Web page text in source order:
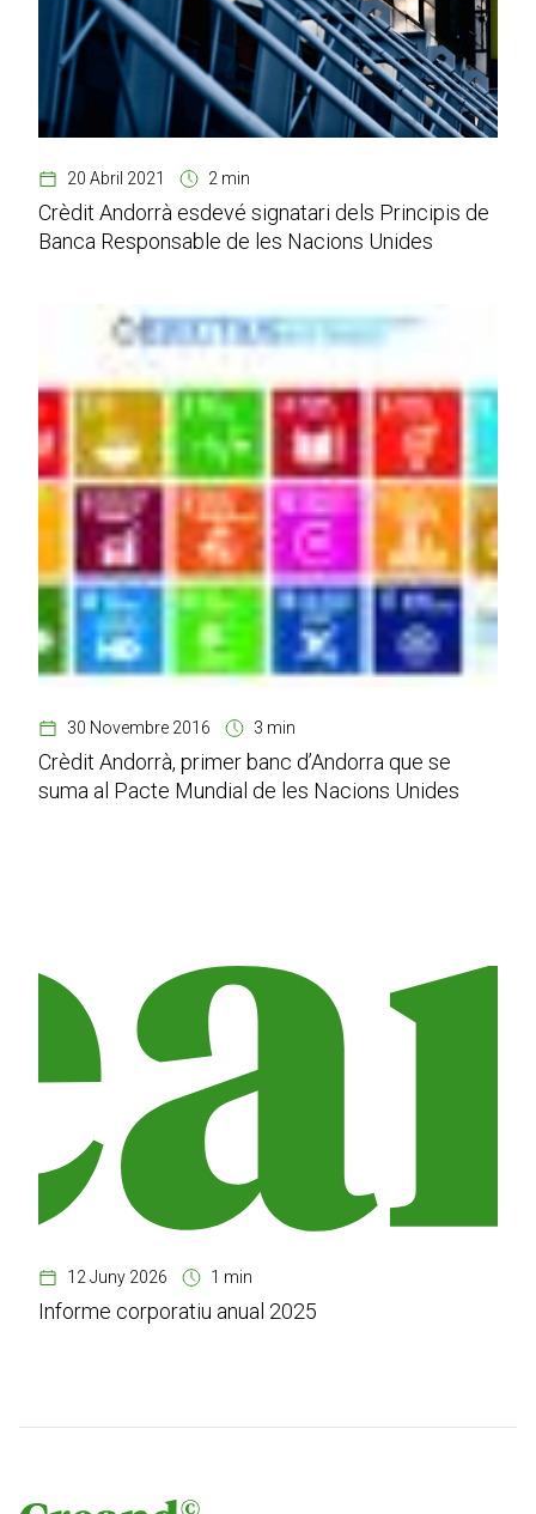
20 Abril 2021 2 min
Crèdit Andorrà esdevé signatari dels Principis de
Banca Responsable de les Nacions Unides
30 Novembre 2016 3 min
Crèdit Andorrà, primer banc d’Andorra que se
suma al Pacte Mundial de les Nacions Unides
12 Juny 2026 1 min
Informe corporatiu anual 2025